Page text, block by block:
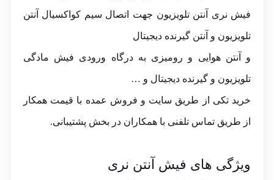
فیش نری آنتن تلویزیون جهت اتصال سیم کواکسیال آنتن
تلویزیون و آنتن گیرنده دیجیتال
و آنتن هوایی و رومیزی به درگاه ورودی فیش مادگی
تلویزیون و گیرنده دیجیتال و …
خرید تکی از طریق سایت و فروش عمده با قیمت همکار
از طریق تماس تلفنی با همکاران در بخش پشتیبانی.
ویژگی های فیش آنتن نری